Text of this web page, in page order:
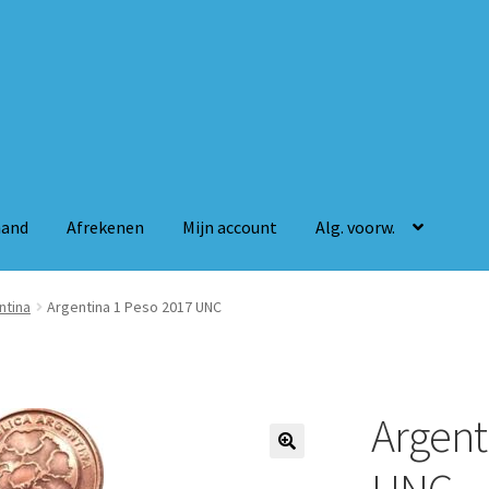
Afrekenen Mijn account Alg. voorw.
Mijn account Alg. voorw.
Argentina 1 Peso 2017 UNC